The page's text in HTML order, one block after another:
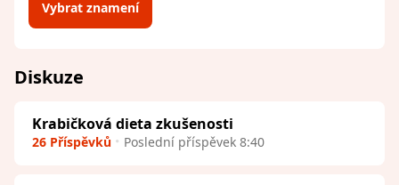
Vybrat znamení
Diskuze
Krabičková dieta zkušenosti
26 Příspěvků Poslední příspěvek 8:40